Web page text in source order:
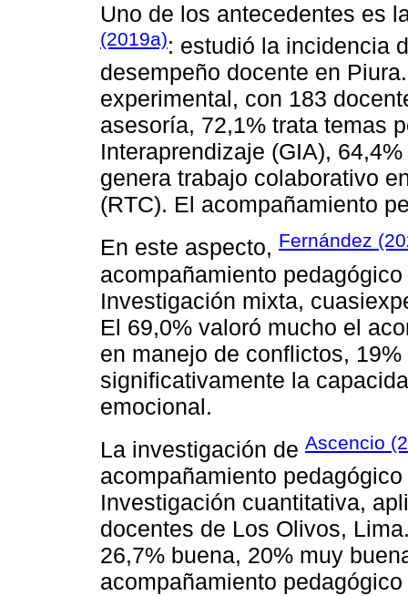
Uno de los antecedentes es
(2019a): estudió la incidencia
desempeño docente en
experimental, con 183
asesoría, 72,1% trata temas
Interaprendizaje (GIA),
genera trabajo colaborativo
(RTC). El acompañamiento
En este aspecto, Fernández
acompañamiento
Investigación mixta,
El 69,0% valoró mucho el
en manejo de conflictos,
significativamente la
emocional.
La investigación de Ascencio
acompañamiento
Investigación cuantitativa,
docentes de Los Olivos,
26,7% buena, 20% muy
acompañamiento